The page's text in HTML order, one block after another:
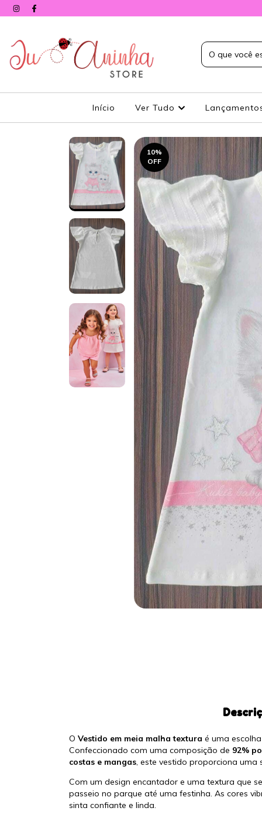
Início Ver Tudo
10%
OFF
O Vestido em meia malha textura é uma
Confeccionado com uma composição de 92%
costas e mangas, este vestido proporciona uma
Com um design encantador e uma textura que
passeio no parque até uma festinha. As cores
sinta confiante e linda.